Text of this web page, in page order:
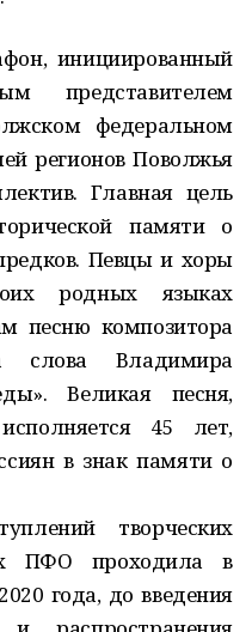
инициированный
представителем
федеральном
регионов Поволжья
Главная цель
памяти о
Певцы и хоры
родных языках
песню композитора
слова Владимира
Великая песня,
45 лет,
в знак памяти о
творческих
ПФО проходила в
года, до введения